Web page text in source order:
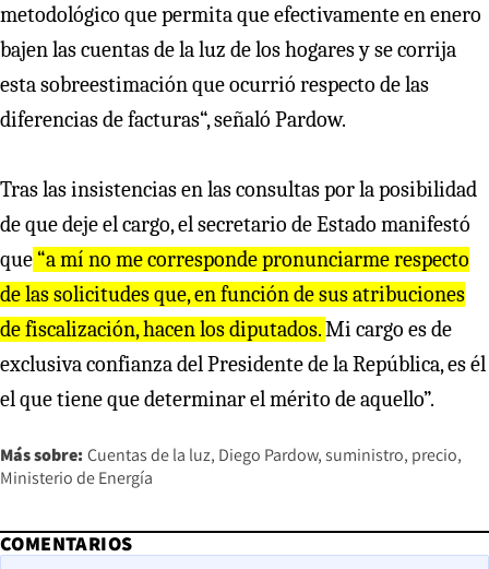
metodológico que permita que efectivamente en enero
bajen las cuentas de la luz de los hogares y se corrija
esta sobreestimación que ocurrió respecto de las
diferencias de facturas“, señaló Pardow.
Tras las insistencias en las consultas por la posibilidad
de que deje el cargo, el secretario de Estado manifestó
que “a mí no me corresponde pronunciarme respecto
de las solicitudes que, en función de sus atribuciones
de fiscalización, hacen los diputados.Mi cargo es de
exclusiva confianza del Presidente de la República, es él
el que tiene que determinar el mérito de aquello”.
Más sobre: Cuentas de la luz Diego Pardow suministro precio
Ministerio de Energía
COMENTARIOS